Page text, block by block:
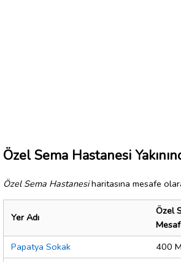
Özel Sema Hastanesi
Özel Sema Hastanesiharitasına mesafe
Yer Adı
Özel
Papatya Sokak
400